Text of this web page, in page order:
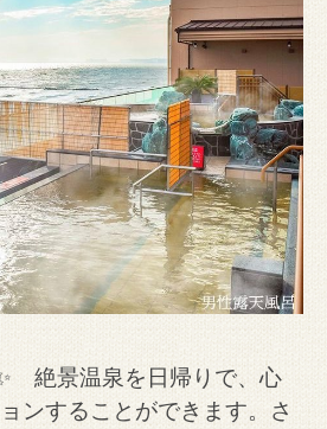
絶景温泉を日帰りで、心
ンすることができます。さ